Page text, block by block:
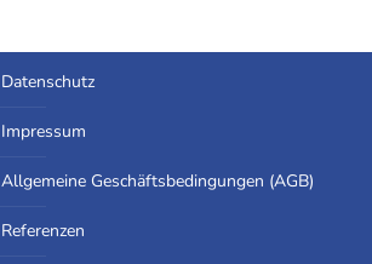
Datenschutz
Impressum
Allgemeine Geschäftsbedingungen (AGB)
Referenzen